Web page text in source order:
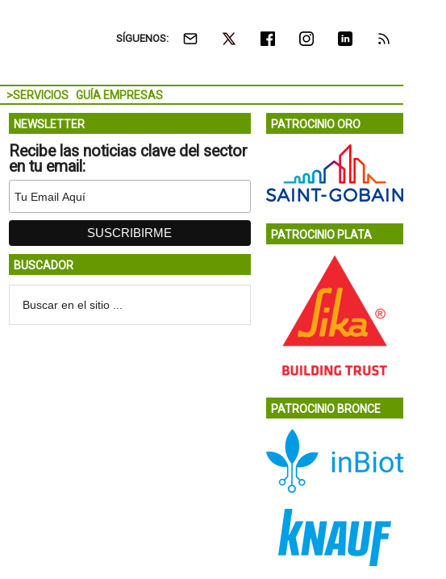
SÍGUENOS:
>SERVICIOS GUÍA EMPRESAS
NEWSLETTER
Recibe las noticias clave del sector
en tu email:
BUSCADOR
PATROCINIO ORO
PATROCINIO PLATA
PATROCINIO BRONCE